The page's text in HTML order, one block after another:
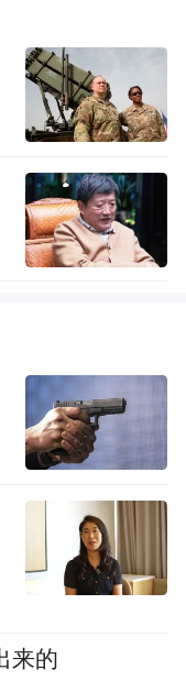
，也造就了一
珠峰下的宝峰
他曾多次率徒
森林覆盖率极
寺”那份原始
境的强烈保护
如今呈现在我
的风光。
来的